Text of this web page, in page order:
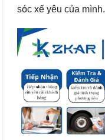
sóc xế yêu của mình.